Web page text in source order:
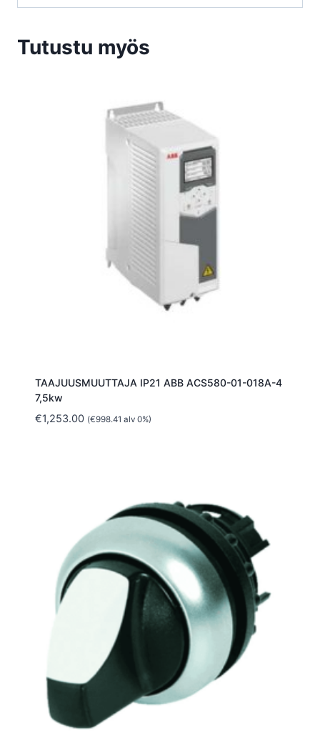
Tutustu myös
TAAJUUSMUUTTAJA IP21 ABB ACS580-01-018A-4
7,5kw
€1,253.00 (€998.41 alv 0%)